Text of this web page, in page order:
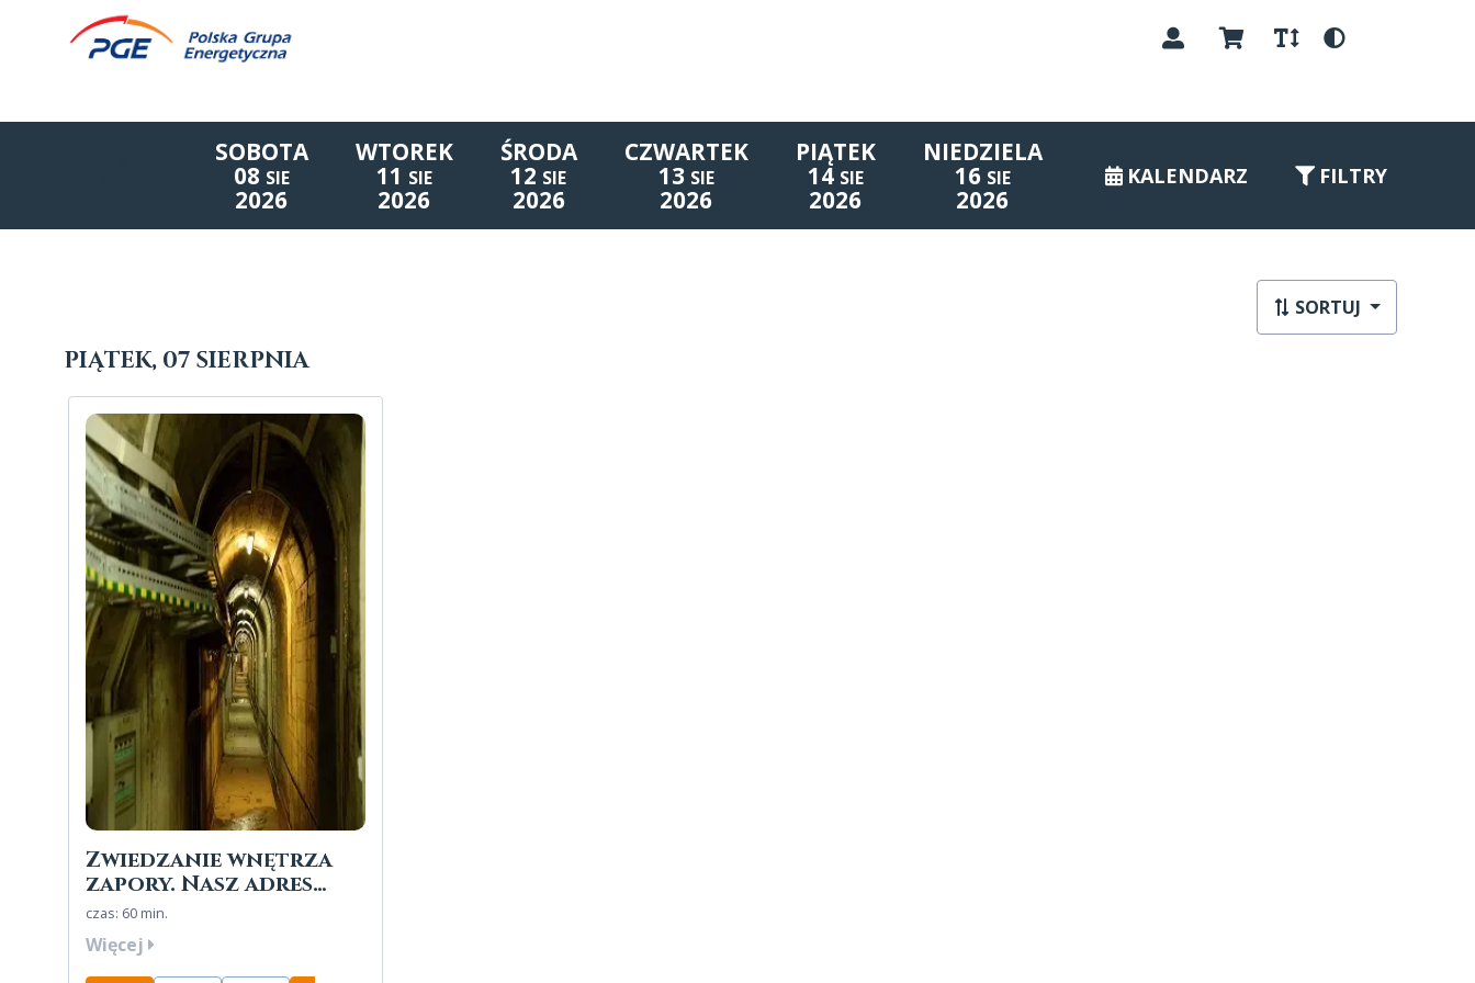
SOBOTA
08 SIE
2026
WTOREK
11 SIE
2026
ŚRODA
12 SIE
2026
CZWARTEK
13 SIE
2026
PIĄTEK
14 SIE
2026
NIEDZIELA
16 SIE
2026
KALENDARZ FILTRY
SORTUJ
PIĄTEK, 07 SIERPNIA
Zwiedzanie wnętrza
zapory. Nasz adres
SOLINA 61
czas: 60 min.
Więcej